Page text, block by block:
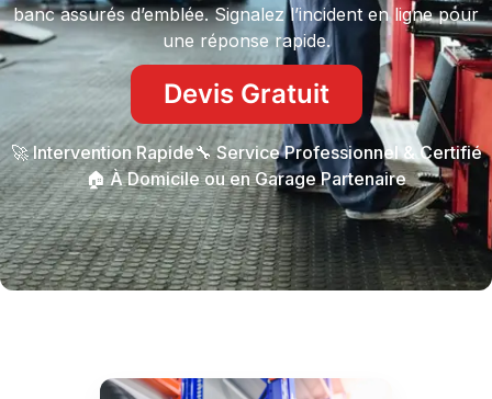
banc assurés d’emblée. Signalez l’incident en ligne pour
une réponse rapide.
Devis Gratuit
🚀 Intervention Rapide🔧 Service Professionnel & Certifié
🏠 À Domicile ou en Garage Partenaire